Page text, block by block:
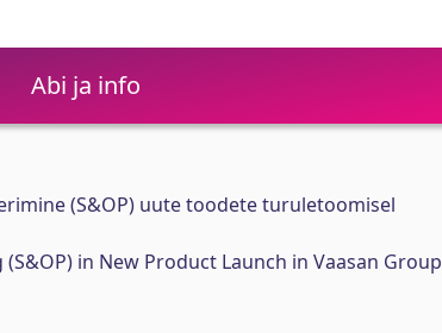
Abi ja info
(S&OP) uute toodete turuletoomisel
in New Product Launch in Vaasan Group